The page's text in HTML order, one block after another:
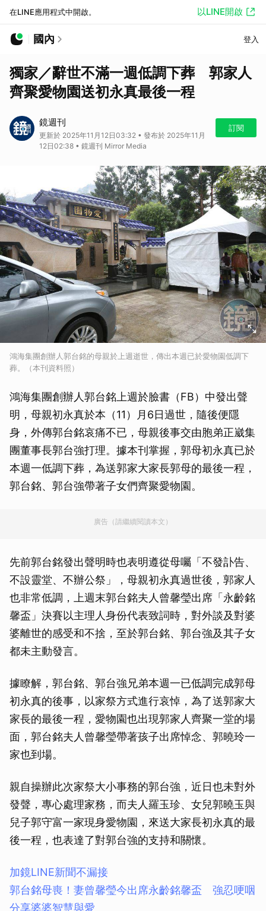
在LINE應用程式中開啟。 以LINE開啟
國內 登入
獨家／辭世不滿一週低調下葬 郭家人
齊聚愛物園送初永真最後一程
鏡週刊
更新於 2025年11月12日03:32 • 發布於 2025年11月
12日02:38 • 鏡週刊 Mirror Media
訂閱
鴻海集團創辦人郭台銘的母親於上週逝世，傳出本週已於愛物園低調下
葬。（本刊資料照）
鴻海集團創辦人郭台銘上週於臉書（FB）中發出聲
明，母親初永真於本（11）月6日過世，隨後便隱
身，外傳郭台銘哀痛不已，母親後事交由胞弟正崴集
團董事長郭台強打理。據本刊掌握，郭母初永真已於
本週一低調下葬，為送郭家大家長郭母的最後一程，
郭台銘、郭台強帶著子女們齊聚愛物園。
廣告（請繼續閱讀本文）
先前郭台銘發出聲明時也表明遵從母囑「不發訃告、
不設靈堂、不辦公祭」，母親初永真過世後，郭家人
也非常低調，上週末郭台銘夫人曾馨瑩出席「永齡銘
馨盃」決賽以主理人身份代表致詞時，對外談及對婆
婆離世的感受和不捨，至於郭台銘、郭台強及其子女
都未主動發言。
據瞭解，郭台銘、郭台強兄弟本週一已低調完成郭母
初永真的後事，以家祭方式進行哀悼，為了送郭家大
家長的最後一程，愛物園也出現郭家人齊聚一堂的場
面，郭台銘夫人曾馨瑩帶著孩子出席悼念、郭曉玲一
家也到場。
親自操辦此次家祭大小事務的郭台強，近日也未對外
發聲，專心處理家務，而夫人羅玉珍、女兒郭曉玉與
兒子郭守富一家現身愛物園，來送大家長初永真的最
後一程，也表達了對郭台強的支持和關懷。
加鏡LINE新聞不漏接
郭台銘母喪！妻曾馨瑩今出席永齡銘馨盃 強忍哽咽
分享婆婆智慧與愛